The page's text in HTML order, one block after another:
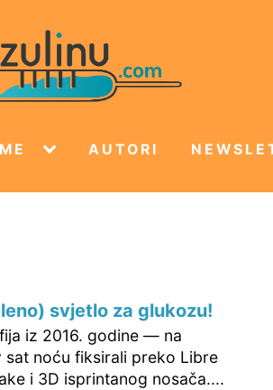
AUTORI
svjetlo za glukozu!
iz 2016. godine — na
sat noću fiksirali preko Libre
i 3D isprintanog nosača....